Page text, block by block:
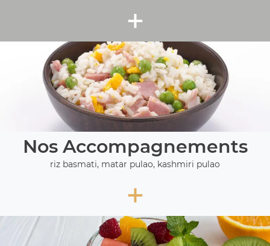
+
Nos Accompagnements
riz basmati, matar pulao, kashmiri pulao
+